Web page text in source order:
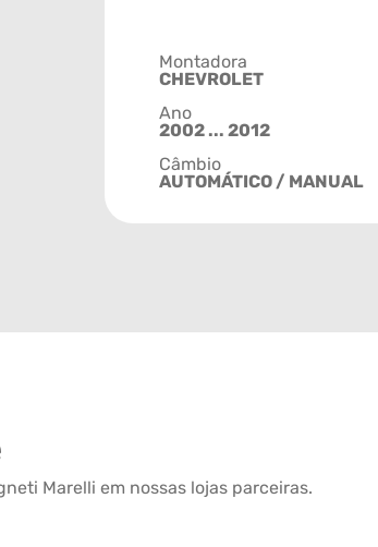
Montadora
CHEVROLET
Ano
2002 ... 2012
Câmbio
AUTOMÁTICO / MANUAL
Marelli em nossas lojas parceiras.